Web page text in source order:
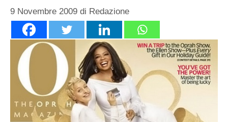
9 Novembre 2009 di Redazione